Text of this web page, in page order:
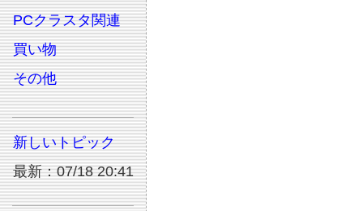
PCクラスタ関連
買い物
その他
新しいトピック
最新：07/18 20:41